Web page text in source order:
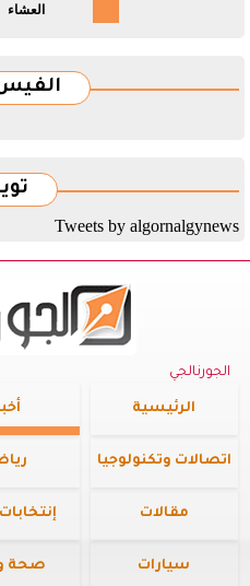
العشاء
Tweets by algornalgynews
الجورنالجي
الرئيسية
اتصالات وتكنولوجيا
مقالات
سيارات صحة